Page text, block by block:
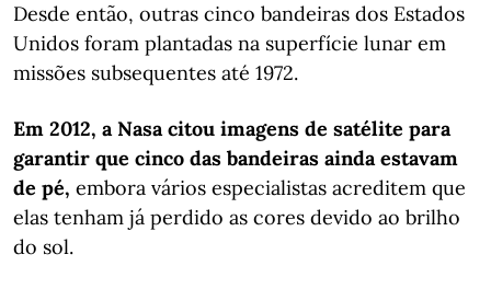
Desde então, outras cinco bandeiras dos Estados
Unidos foram plantadas na superfície lunar em
missões subsequentes até 1972.
Em 2012, a Nasa citou imagens de satélite para
garantir que cinco das bandeiras ainda estavam
de pé, embora vários especialistas acreditem que
elas tenham já perdido as cores devido ao brilho
do sol.